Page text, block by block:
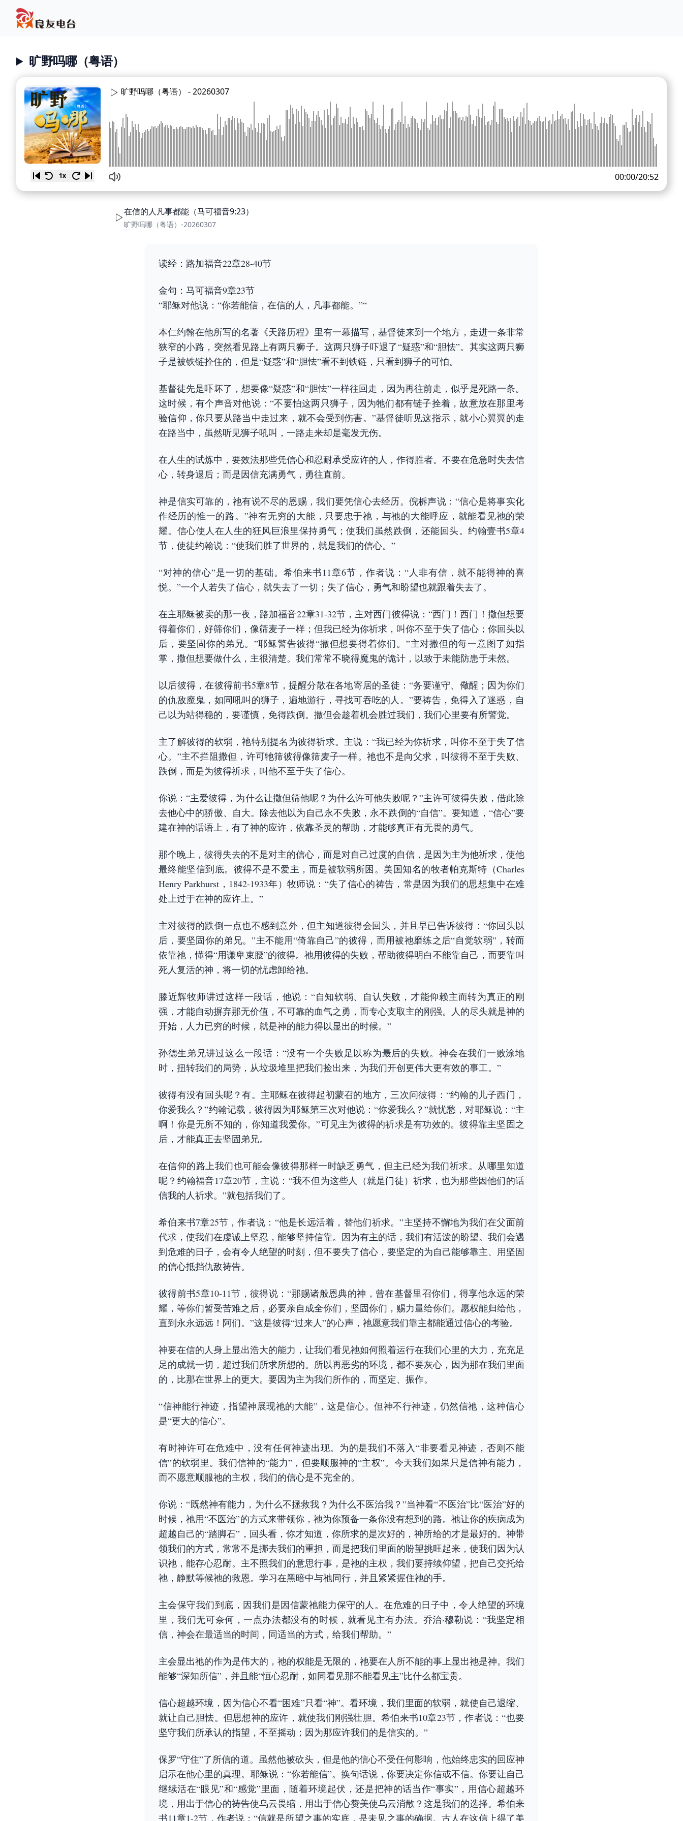
旷野吗哪（粤语）
1x
旷野吗哪（粤语） -20260307
00:00/20:52
在信的人凡事都能（马可福音9:23）
旷野吗哪（粤语）-20260307
读经：路加福音22章28-40节
金句：马可福音9章23节
“耶稣对他说：“你若能信，在信的人，凡事都能。”“
本仁约翰在他所写的名著《天路历程》里有一幕描写，基督徒来到一个地方，走进一条非常
狭窄的小路，突然看见路上有两只狮子。这两只狮子吓退了“疑惑”和“胆怯”。其实这两只狮
子是被铁链拴住的，但是“疑惑”和“胆怯”看不到铁链，只看到狮子的可怕。
基督徒先是吓坏了，想要像“疑惑”和“胆怯”一样往回走，因为再往前走，似乎是死路一条。
这时候，有个声音对他说：“不要怕这两只狮子，因为牠们都有链子拴着，故意放在那里考
验信仰，你只要从路当中走过来，就不会受到伤害。”基督徒听见这指示，就小心翼翼的走
在路当中，虽然听见狮子吼叫，一路走来却是毫发无伤。
在人生的试炼中，要效法那些凭信心和忍耐承受应许的人，作得胜者。不要在危急时失去信
心，转身退后；而是因信充满勇气，勇往直前。
神是信实可靠的，祂有说不尽的恩赐，我们要凭信心去经历。倪柝声说：“信心是将事实化
作经历的惟一的路。”神有无穷的大能，只要忠于祂，与祂的大能呼应，就能看见祂的荣
耀。信心使人在人生的狂风巨浪里保持勇气；使我们虽然跌倒，还能回头。约翰壹书5章4
节，使徒约翰说：“使我们胜了世界的，就是我们的信心。”
“对神的信心”是一切的基础。希伯来书11章6节，作者说：“人非有信，就不能得神的喜
悦。”一个人若失了信心，就失去了一切；失了信心，勇气和盼望也就跟着失去了。
在主耶稣被卖的那一夜，路加福音22章31-32节，主对西门彼得说：“西门！西门！撒但想要
得着你们，好筛你们，像筛麦子一样；但我已经为你祈求，叫你不至于失了信心；你回头以
后，要坚固你的弟兄。”耶稣警告彼得“撒但想要得着你们。”主对撒但的每一意图了如指
掌，撒但想要做什么，主很清楚。我们常常不晓得魔鬼的诡计，以致于未能防患于未然。
以后彼得，在彼得前书5章8节，提醒分散在各地寄居的圣徒：“务要谨守、儆醒；因为你们
的仇敌魔鬼，如同吼叫的狮子，遍地游行，寻找可吞吃的人。”要祷告，免得入了迷惑，自
己以为站得稳的，要谨慎，免得跌倒。撒但会趁着机会胜过我们，我们心里要有所警觉。
主了解彼得的软弱，祂特别提名为彼得祈求。主说：“我已经为你祈求，叫你不至于失了信
心。”主不拦阻撒但，许可牠筛彼得像筛麦子一样。祂也不是向父求，叫彼得不至于失败、
跌倒，而是为彼得祈求，叫他不至于失了信心。
你说：“主爱彼得，为什么让撒但筛他呢？为什么许可他失败呢？”主许可彼得失败，借此除
去他心中的骄傲、自大。除去他以为自己永不失败，永不跌倒的“自信”。要知道，“信心”要
建在神的话语上，有了神的应许，依靠圣灵的帮助，才能够真正有无畏的勇气。
那个晚上，彼得失去的不是对主的信心，而是对自己过度的自信，是因为主为他祈求，使他
最终能坚信到底。彼得不是不爱主，而是被软弱所困。美国知名的牧者帕克斯特（Charles
Henry Parkhurst，1842-1933年）牧师说：“失了信心的祷告，常是因为我们的思想集中在难
处上过于在神的应许上。”
主对彼得的跌倒一点也不感到意外，但主知道彼得会回头，并且早已告诉彼得：“你回头以
后，要坚固你的弟兄。”主不能用“倚靠自己”的彼得，而用被祂磨练之后“自觉软弱”，转而
依靠祂，懂得“用谦卑束腰”的彼得。祂用彼得的失败，帮助彼得明白不能靠自己，而要靠叫
死人复活的神，将一切的忧虑卸给祂。
滕近辉牧师讲过这样一段话，他说：“自知软弱、自认失败，才能仰赖主而转为真正的刚
强，才能自动摒弃那无价值，不可靠的血气之勇，而专心支取主的刚强。人的尽头就是神的
开始，人力已穷的时候，就是神的能力得以显出的时候。”
孙德生弟兄讲过这么一段话：“没有一个失败足以称为最后的失败。神会在我们一败涂地
时，扭转我们的局势，从垃圾堆里把我们捡出来，为我们开创更伟大更有效的事工。”
彼得有没有回头呢？有。主耶稣在彼得起初蒙召的地方，三次问彼得：“约翰的儿子西门，
你爱我么？”约翰记载，彼得因为耶稣第三次对他说：“你爱我么？”就忧愁，对耶稣说：“主
啊！你是无所不知的，你知道我爱你。”可见主为彼得的祈求是有功效的。彼得靠主坚固之
后，才能真正去坚固弟兄。
在信仰的路上我们也可能会像彼得那样一时缺乏勇气，但主已经为我们祈求。从哪里知道
呢？约翰福音17章20节，主说：“我不但为这些人（就是门徒）祈求，也为那些因他们的话
信我的人祈求。”就包括我们了。
希伯来书7章25节，作者说：“他是长远活着，替他们祈求。”主坚持不懈地为我们在父面前
代求，使我们在虔诚上坚忍，能够坚持信靠。因为有主的话，我们有活泼的盼望。我们会遇
到危难的日子，会有令人绝望的时刻，但不要失了信心，要坚定的为自己能够靠主、用坚固
的信心抵挡仇敌祷告。
彼得前书5章10-11节，彼得说：“那赐诸般恩典的神，曾在基督里召你们，得享他永远的荣
耀，等你们暂受苦难之后，必要亲自成全你们，坚固你们，赐力量给你们。愿权能归给他，
直到永永远远！阿们。”这是彼得“过来人”的心声，祂愿意我们靠主都能通过信心的考验。
神要在信的人身上显出浩大的能力，让我们看见祂如何照着运行在我们心里的大力，充充足
足的成就一切，超过我们所求所想的。所以再恶劣的环境，都不要灰心，因为那在我们里面
的，比那在世界上的更大。要因为主为我们所作的，而坚定、振作。
“信神能行神迹，指望神展现祂的大能”，这是信心。但神不行神迹，仍然信祂，这种信心
是“更大的信心”。
有时神许可在危难中，没有任何神迹出现。为的是我们不落入“非要看见神迹，否则不能
信”的软弱里。我们信神的“能力”，但要顺服神的“主权”。今天我们如果只是信神有能力，
而不愿意顺服祂的主权，我们的信心是不完全的。
你说：“既然神有能力，为什么不拯救我？为什么不医治我？”当神看“不医治”比“医治”好的
时候，祂用“不医治”的方式来带领你，祂为你预备一条你没有想到的路。祂让你的疾病成为
超越自己的“踏脚石”，回头看，你才知道，你所求的是次好的，神所给的才是最好的。神带
领我们的方式，常常不是挪去我们的重担，而是把我们里面的盼望挑旺起来，使我们因为认
识祂，能存心忍耐。主不照我们的意思行事，是祂的主权，我们要持续仰望，把自己交托给
祂，静默等候祂的救恩。学习在黑暗中与祂同行，并且紧紧握住祂的手。
主会保守我们到底，因我们是因信蒙祂能力保守的人。在危难的日子中，令人绝望的环境
里，我们无可奈何，一点办法都没有的时候，就看见主有办法。乔治‧穆勒说：“我坚定相
信，神会在最适当的时间，同适当的方式，给我们帮助。”
主会显出祂的作为是伟大的，祂的权能是无限的，祂要在人所不能的事上显出祂是神。我们
能够“深知所信”，并且能“恒心忍耐，如同看见那不能看见主”比什么都宝贵。
信心超越环境，因为信心不看“困难”只看“神”。看环境，我们里面的软弱，就使自己退缩、
就让自己胆怯。但思想神的应许，就使我们刚强壮胆。希伯来书10章23节，作者说：“也要
坚守我们所承认的指望，不至摇动；因为那应许我们的是信实的。”
保罗“守住”了所信的道。虽然他被砍头，但是他的信心不受任何影响，他始终忠实的回应神
启示在他心里的真理。耶稣说：“你若能信”。换句话说，你要决定你信或不信。你要让自己
继续活在“眼见”和“感觉”里面，随着环境起伏，还是把神的话当作“事实”，用信心超越环
境，用出于信心的祷告使乌云畏缩，用出于信心赞美使乌云消散？这是我们的选择。希伯来
书11章1-2节，作者说：“信就是所望之事的实底，是未见之事的确据。古人在这信上得了美